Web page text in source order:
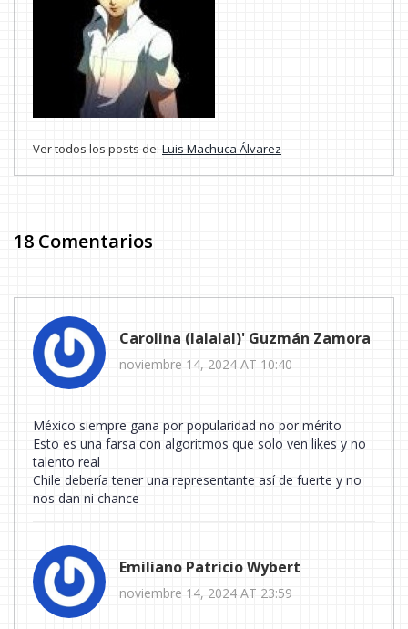
Ver todos los posts de: Luis Machuca Álvarez
18 Comentarios
Carolina (lalalal)' Guzmán Zamora
noviembre 14, 2024 AT 10:40
México siempre gana por popularidad no por mérito
Esto es una farsa con algoritmos que solo ven likes y no
talento real
Chile debería tener una representante así de fuerte y no
nos dan ni chance
Emiliano Patricio Wybert
noviembre 14, 2024 AT 23:59